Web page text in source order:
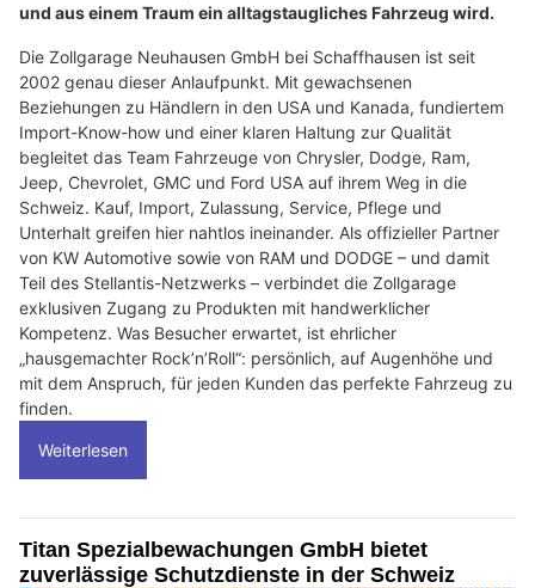
und aus einem Traum ein alltagstaugliches Fahrzeug wird.
Die Zollgarage Neuhausen GmbH bei Schaffhausen ist seit
2002 genau dieser Anlaufpunkt. Mit gewachsenen
Beziehungen zu Händlern in den USA und Kanada, fundiertem
Import-Know-how und einer klaren Haltung zur Qualität
begleitet das Team Fahrzeuge von Chrysler, Dodge, Ram,
Jeep, Chevrolet, GMC und Ford USA auf ihrem Weg in die
Schweiz. Kauf, Import, Zulassung, Service, Pflege und
Unterhalt greifen hier nahtlos ineinander. Als offizieller Partner
von KW Automotive sowie von RAM und DODGE – und damit
Teil des Stellantis-Netzwerks – verbindet die Zollgarage
exklusiven Zugang zu Produkten mit handwerklicher
Kompetenz. Was Besucher erwartet, ist ehrlicher
„hausgemachter Rock’n’Roll“: persönlich, auf Augenhöhe und
mit dem Anspruch, für jeden Kunden das perfekte Fahrzeug zu
finden.
Weiterlesen
Titan Spezialbewachungen GmbH bietet
zuverlässige Schutzdienste in der Schweiz